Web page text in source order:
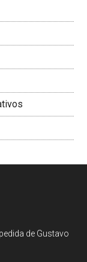
de Gustavo